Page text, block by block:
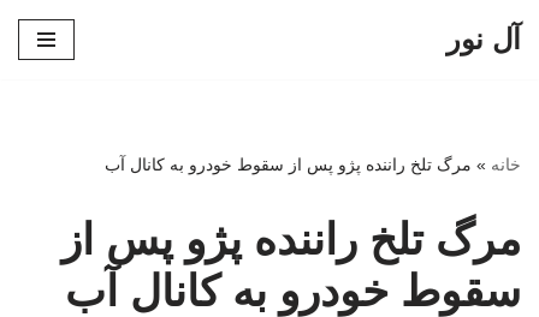
آل نور
خانه » مرگ تلخ راننده پژو پس از سقوط خودرو به کانال آب
مرگ تلخ راننده پژو پس از
سقوط خودرو به کانال آب